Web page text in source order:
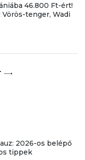
46.800 Ft-ért!
tenger, Wadi
2026-os belépő
tippek